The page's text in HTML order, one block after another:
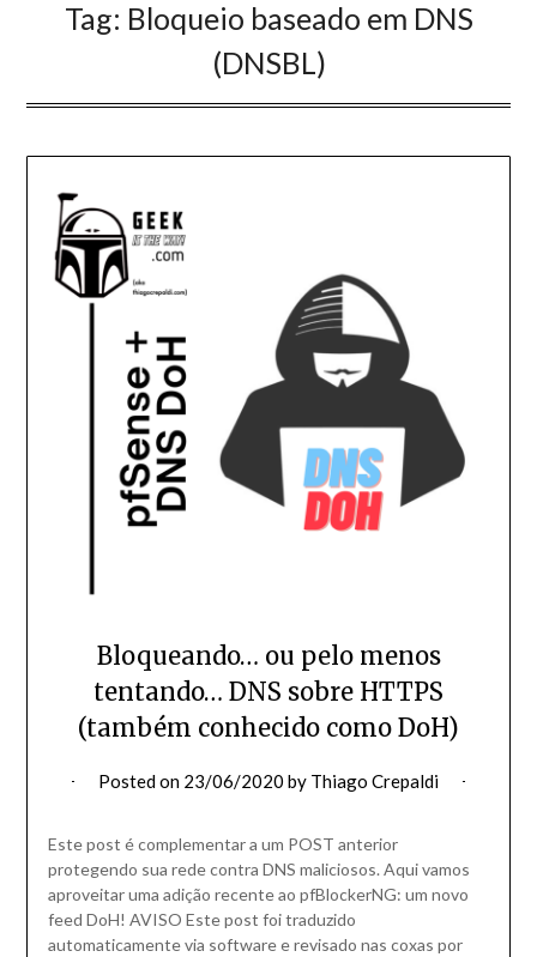
Tag: Bloqueio baseado em DNS
(DNSBL)
Bloqueando… ou pelo menos
tentando… DNS sobre HTTPS
(também conhecido como DoH)
Posted on 23/06/2020 by Thiago Crepaldi
Este post é complementar a um POST anterior
protegendo sua rede contra DNS maliciosos. Aqui vamos
aproveitar uma adição recente ao pfBlockerNG: um novo
feed DoH! AVISO Este post foi traduzido
automaticamente via software e revisado nas coxas por